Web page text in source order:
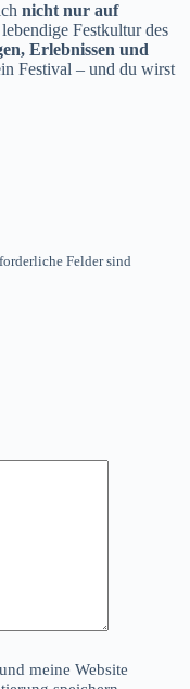
nicht nur auf
Festkultur des
Erlebnissen und
Festival – und du wirst
Felder sind
meine Website